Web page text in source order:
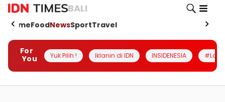
BALI
HomeFoodNewsSportTravel
For
You
Yuk Pilih ! Iklanin di IDN INSIDENESIA